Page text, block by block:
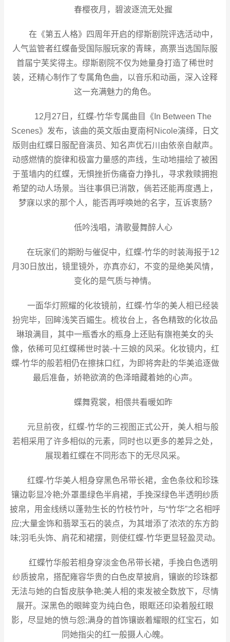
春樱夜月，碧波逐流无处握
在《第五人格》四周年开启的缪斯剧院评选活动中，
人气监管者红蝶备受国际服玩家的青睐，高票当选国际服
首届宁芙奖得主。缪斯剧院不仅为她量身打造了稀世时
装，还精心制作了专属角色曲，以音乐和动画，深入诠释
这一充满魅力的角色。
12月27日，红蝶-竹华专属曲目《In Between The
Scenes》发布，该曲的英文版由夏南柯Nicole演绎，日文
版则由红蝶日服配音演员、知名声优石川由依亲自献声。
动感燃情的旋律和极富力量感的声线，生动地描绘了被困
于茧墙内的红蝶，无惧挫折伤痛奋力挣扎，寻求救赎拥抱
希望的动人场景。当往事俱已消散，倘若还能再度遇上，
梦寐以求的那个人，能否再呼唤她的名字，互诉衷肠?
低吟浅唱，清歌曼舞醉人心
在玩家们的期盼与催促中，红蝶-竹华的时装海报于12
月30日放出，镜里镜外，亦真亦幻，不变的是绝美风情，
变化的是气质与神情。
一面华灯照耀的化妆镜前，红蝶-竹华的美人相已经装
扮完毕，回眸浅笑百媚生。梳妆台上，各色精致的化妆品
琳琅满目，其中一瓶香水的瓶身上还贴有旗袍美女的头
像，依稀可见红蝶稀世时装-十三娘的风采。化妆镜内，红
蝶-竹华的般若相仍在擦抹口红，为即将奔赴的华美追逐做
最后准备，娇艳欲滴的色泽暗藏着她的心声。
蝶舞霓裳，相偎共看暖如昨
元旦前夜，红蝶-竹华的三视图正式公开，美人相与般
若相采用了许多相似的元素，同时也以更多的差异之处，
展现着红蝶在不同形态下的无尽风采。
红蝶-竹华美人相身穿黑色吊带长裙，金色条纹和珍珠
镶边彰显冷艳;外罩墨绿色半肩裙，手挽深绿色半透明纱质
披帛，用金线绣以蓬勃生长的竹枝竹叶，与“竹华”之名相呼
应;大量金饰和翡翠玉石的装点，为其增添了浓浓的东方韵
味;羽毛头饰、肩花和裙摆，则使红蝶-竹华更显轻盈灵动。
红蝶竹华般若相身穿淡金色吊带长裙，手挽白色透明
纱质披帛，搭配雍容华贵的白色皮草披肩，镶嵌的珍珠都
无法与她的白皙皮肤争艳;美人相的束发被全数放下，尽情
展开。深黑色的眼眸变为纯白色，眼眶还印染着殷红眼
影，尽显她的愤与怨;满身的首饰镶嵌着耀眼的红宝石，如
同她指尖的红一般摄人心魄。